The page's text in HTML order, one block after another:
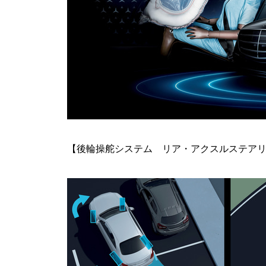
【後輪操舵システム リア・アクスルステア